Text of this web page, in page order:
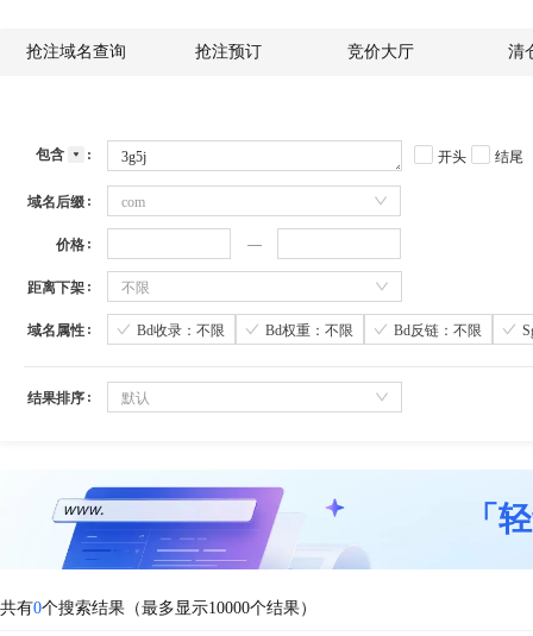
抢注域名查询 抢注预订 竞价大厅 清
包含 开头 结尾
域名后缀 com
价格
距离下架 不限
域名属性 Bd收录：不限 Bd权重：不限 Bd反链：不限
结果排序 默认
「
共有0个搜索结果（最多显示10000个结果）